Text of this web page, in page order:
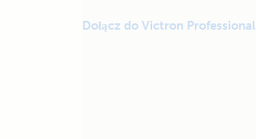
Dołącz do Victron Professional